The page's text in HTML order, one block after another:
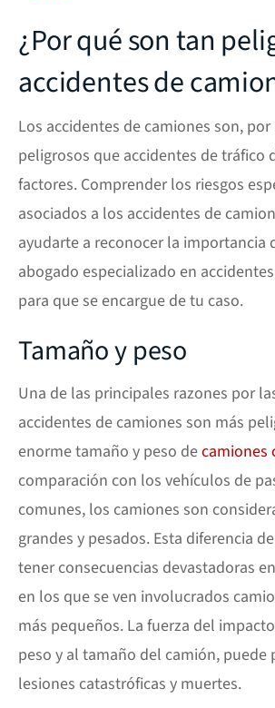
¿Por qué son tan
accidentes de
Los accidentes de camiones son,
peligrosos que accidentes de tráfico
factores. Comprender los riesgos
asociados a los accidentes de
ayudarte a reconocer la importancia
abogado especializado en
para que se encargue de tu caso.
Tamaño y peso
Una de las principales razones por
accidentes de camiones son más
enorme tamaño y peso decamiones
comparación con los vehículos de
comunes, los camiones son
grandes y pesados. Esta diferencia
tener consecuencias devastadoras
en los que se ven involucrados
más pequeños. La fuerza del
peso y al tamaño del camión, puede
lesiones catastróficas y muertes.